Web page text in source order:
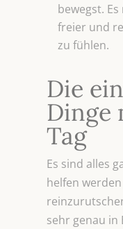
bewegst.
freier und
zu fühlen.
Die
Dinge
Tag
Es sind alles
helfen
sehr genau in